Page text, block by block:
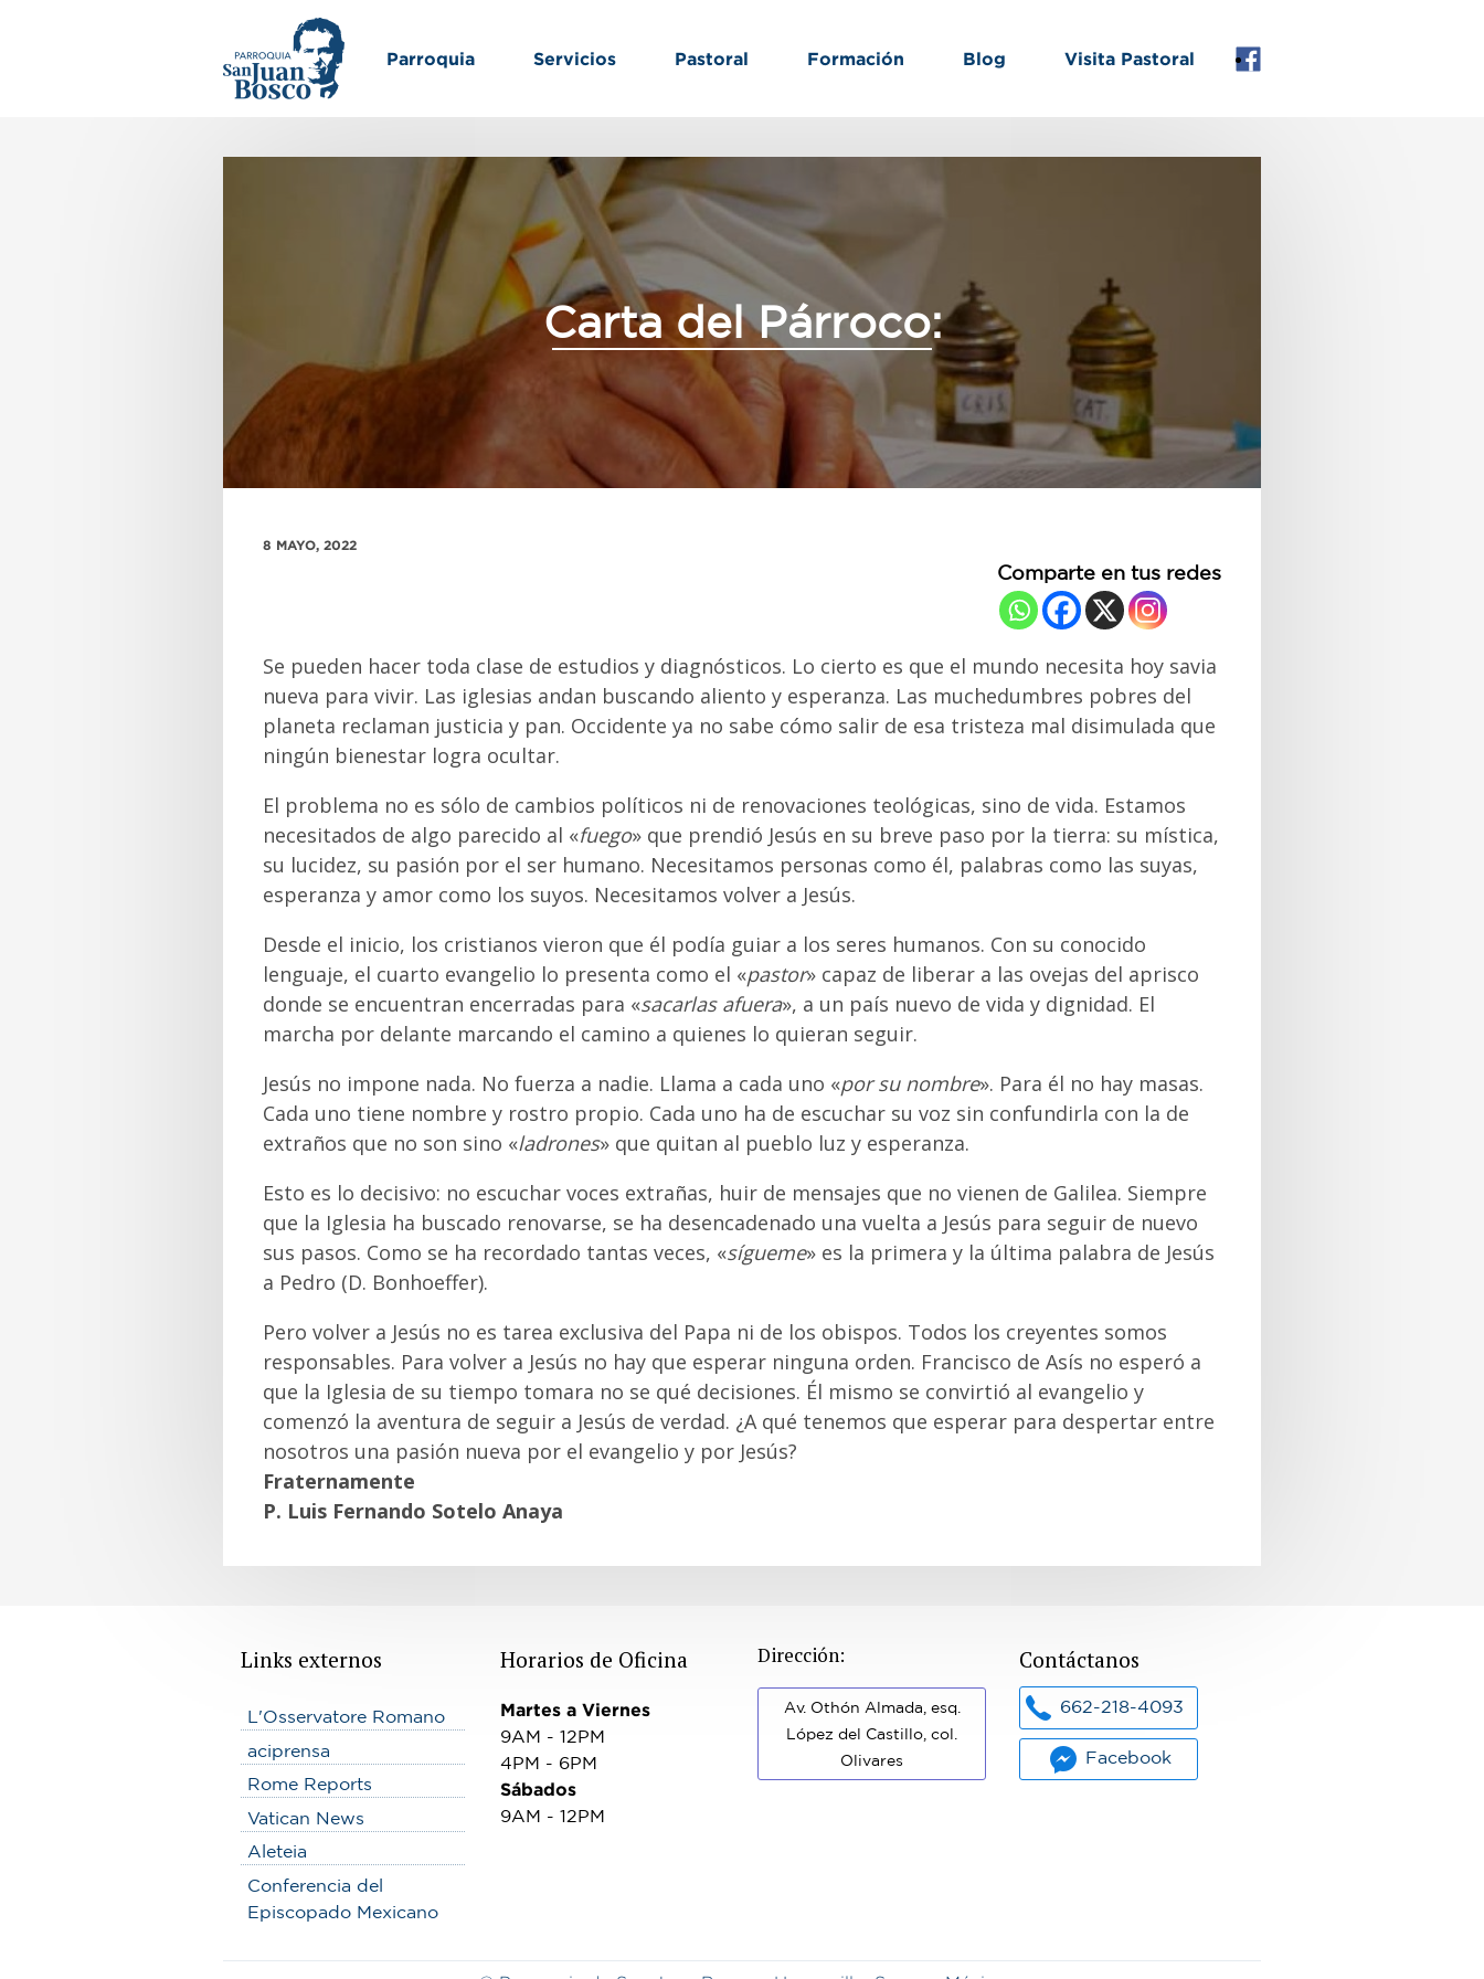
Parroquia
Servicios Pastoral Formación Blog Visita Pastoral Facebook
Carta del Párroco:
8 MAYO, 2022
Comparte en tus redes
Se pueden hacer toda clase de estudios y diagnósticos. Lo cierto es que el mundo necesita hoy savia
nueva para vivir. Las iglesias andan buscando aliento y esperanza. Las muchedumbres pobres del
planeta reclaman justicia y pan. Occidente ya no sabe cómo salir de esa tristeza mal disimulada que
ningún bienestar logra ocultar.
El problema no es sólo de cambios políticos ni de renovaciones teológicas, sino de vida. Estamos
necesitados de algo parecido al «fuego» que prendió Jesús en su breve paso por la tierra: su mística,
su lucidez, su pasión por el ser humano. Necesitamos personas como él, palabras como las suyas,
esperanza y amor como los suyos. Necesitamos volver a Jesús.
Desde el inicio, los cristianos vieron que él podía guiar a los seres humanos. Con su conocido
lenguaje, el cuarto evangelio lo presenta como el «pastor» capaz de liberar a las ovejas del aprisco
donde se encuentran encerradas para «sacarlas afuera», a un país nuevo de vida y dignidad. El
marcha por delante marcando el camino a quienes lo quieran seguir.
Jesús no impone nada. No fuerza a nadie. Llama a cada uno «por su nombre». Para él no hay masas.
Cada uno tiene nombre y rostro propio. Cada uno ha de escuchar su voz sin confundirla con la de
extraños que no son sino «ladrones» que quitan al pueblo luz y esperanza.
Esto es lo decisivo: no escuchar voces extrañas, huir de mensajes que no vienen de Galilea. Siempre
que la Iglesia ha buscado renovarse, se ha desencadenado una vuelta a Jesús para seguir de nuevo
sus pasos. Como se ha recordado tantas veces, «sígueme» es la primera y la última palabra de Jesús
a Pedro (D. Bonhoeffer).
Pero volver a Jesús no es tarea exclusiva del Papa ni de los obispos. Todos los creyentes somos
responsables. Para volver a Jesús no hay que esperar ninguna orden. Francisco de Asís no esperó a
que la Iglesia de su tiempo tomara no se qué decisiones. Él mismo se convirtió al evangelio y
comenzó la aventura de seguir a Jesús de verdad. ¿A qué tenemos que esperar para despertar entre
nosotros una pasión nueva por el evangelio y por Jesús?
Fraternamente
P. Luis Fernando Sotelo Anaya
Links externos
L'Osservatore Romano
aciprensa
Rome Reports
Vatican News
Aleteia
Conferencia del
Episcopado Mexicano
Horarios de Oficina
Martes a Viernes
9AM - 12PM
4PM - 6PM
Sábados
9AM - 12PM
Dirección:
Av. Othón Almada, esq.
López del Castillo, col.
Olivares
Contáctanos
662-218-4093
Facebook